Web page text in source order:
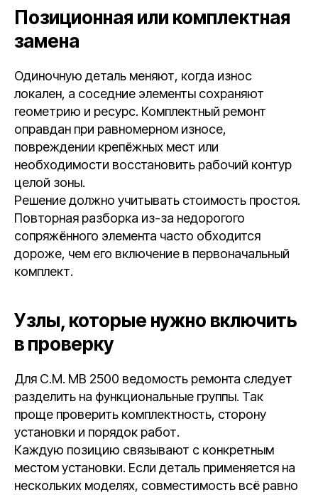
Позиционная или комплектная
замена
Одиночную деталь меняют, когда износ
локален, а соседние элементы сохраняют
геометрию и ресурс. Комплектный ремонт
оправдан при равномерном износе,
повреждении крепёжных мест или
необходимости восстановить рабочий контур
целой зоны.
Решение должно учитывать стоимость простоя.
Повторная разборка из-за недорогого
сопряжённого элемента часто обходится
дороже, чем его включение в первоначальный
комплект.
Узлы, которые нужно включить
в проверку
Для C.M. MB 2500 ведомость ремонта следует
разделить на функциональные группы. Так
проще проверить комплектность, сторону
установки и порядок работ.
Каждую позицию связывают с конкретным
местом установки. Если деталь применяется на
нескольких моделях, совместимость всё равно